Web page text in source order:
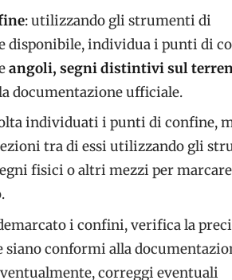
: utilizzando gli strumenti di
disponibile, individua i punti di
angoli, segni distintivi sul
documentazione ufficiale.
individuati i punti di confine,
tra di essi utilizzando gli
fisici o altri mezzi per marcare
i confini, verifica la
conformi alla
correggi eventuali